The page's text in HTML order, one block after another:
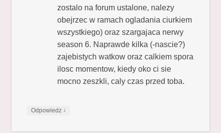
zostalo na forum ustalone, nalezy
obejrzec w ramach ogladania ciurkiem
wszystkiego) oraz szargajaca nerwy
season 6. Naprawde kilka (-nascie?)
zajebistych watkow oraz calkiem spora
ilosc momentow, kiedy oko ci sie
mocno zeszkli, caly czas przed toba.
Odpowiedz ↓